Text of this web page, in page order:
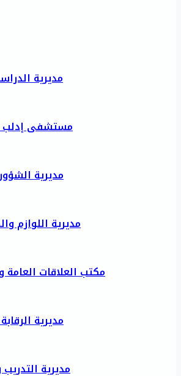
مديرية
مستشفى إدلب
مديرية
مديرية اللوازم
مكتب العلاقات العامة
مديرية
مديرية